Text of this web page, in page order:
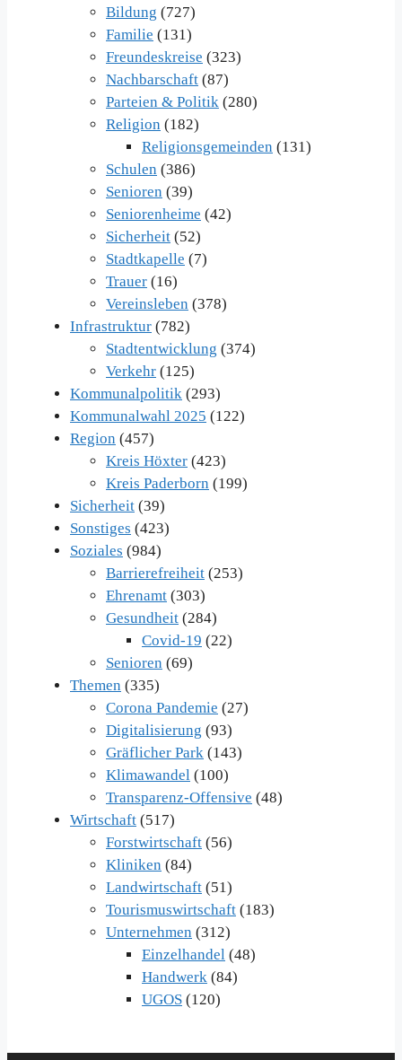
Bildung (727)
Familie (131)
Freundeskreise (323)
Nachbarschaft (87)
Parteien & Politik (280)
Religion (182)
Religionsgemeinden (131)
Schulen (386)
Senioren (39)
Seniorenheime (42)
Sicherheit (52)
Stadtkapelle (7)
Trauer (16)
Vereinsleben (378)
Infrastruktur (782)
Stadtentwicklung (374)
Verkehr (125)
Kommunalpolitik (293)
Kommunalwahl 2025 (122)
Region (457)
Kreis Höxter (423)
Kreis Paderborn (199)
Sicherheit (39)
Sonstiges (423)
Soziales (984)
Barrierefreiheit (253)
Ehrenamt (303)
Gesundheit (284)
Covid-19 (22)
Senioren (69)
Themen (335)
Corona Pandemie (27)
Digitalisierung (93)
Gräflicher Park (143)
Klimawandel (100)
Transparenz-Offensive (48)
Wirtschaft (517)
Forstwirtschaft (56)
Kliniken (84)
Landwirtschaft (51)
Tourismuswirtschaft (183)
Unternehmen (312)
Einzelhandel (48)
Handwerk (84)
UGOS (120)